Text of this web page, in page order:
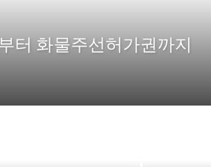
터 화물주선허가권까지